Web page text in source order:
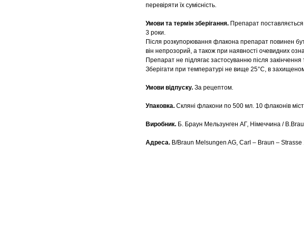
перевіряти їх сумісність.
Умови та термін зберігання. Препарат
3 роки.
Після розкупорювання флакона препарат повинен
він непрозорий, а також при наявності очевидних
Препарат не підлягає застосуванню після
Зберігати при температурі не вище 25°С, в
Умови відпуску. За рецептом.
Упаковка. Скляні флакони по 500 мл. 10 флаконів
Виробник. Б. Браун Мельзунген АГ, Німеччина /
Адреса. B/Braun Melsungen AG, Carl – Braun –